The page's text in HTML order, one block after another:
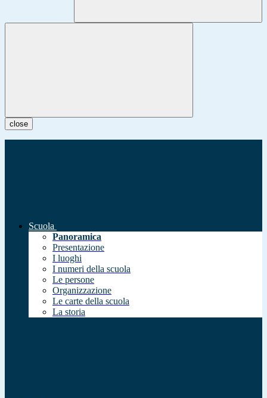
close
Scuola
Panoramica
Presentazione
I luoghi
I numeri della scuola
Le persone
Organizzazione
Le carte della scuola
La storia